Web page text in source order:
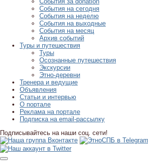
События на сегодня
События на неделю
События на выходные
События на месяц
Архив событий
Туры и путешествия
Туры
Осознанные путешествия
Экскурсии
Этно-деревни
Тренера и ведущие
Объявления
Статьи и интервью
О портале
Реклама на портале
Подписка на email-рассылку
Подписывайтесь на наши соц. сети!